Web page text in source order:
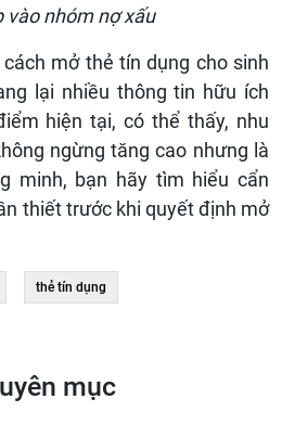
vào nhóm nợ xấu
mở thẻ tín dụng cho sinh
lại nhiều thông tin hữu ích
hiện tại, có thể thấy, nhu
ngừng tăng cao nhưng là
minh, bạn hãy tìm hiểu cẩn
thiết trước khi quyết định mở
thẻ tín dụng
mục